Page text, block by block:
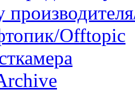
Offtopic